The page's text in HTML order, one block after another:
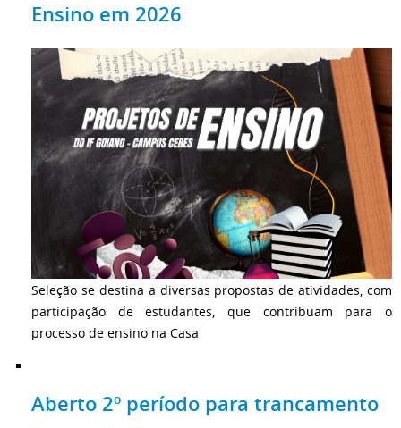
Ensino em 2026
Seleção se destina a diversas propostas de atividades, com
participação de estudantes, que contribuam para o
processo de ensino na Casa
Aberto 2º período para trancamento